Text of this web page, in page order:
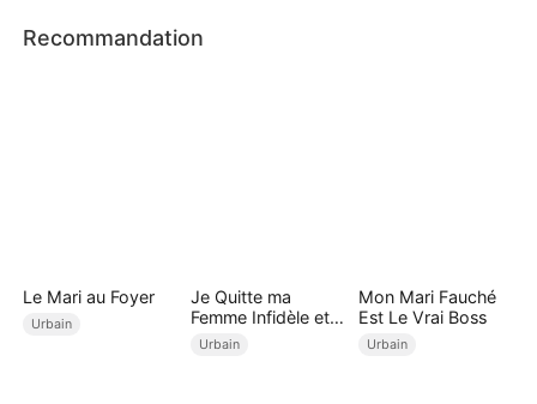
Recommandation
Le Mari au Foyer
Urbain
Je Quitte ma
Femme Infidèle et
Deviens Milliardaire
Urbain
Mon Mari Fauché
Est Le Vrai Boss
Urbain